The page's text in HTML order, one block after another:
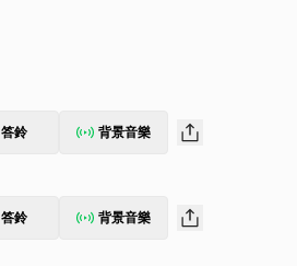
答鈴 背景音樂
答鈴 背景音樂